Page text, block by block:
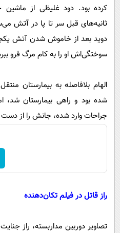
بین
حیات
سیاست
کرده بود. دود غلیظی از ماشین
ثانیه‌های قبل سر تا پا در آتش
دوید بعد از خاموش شدن آتش
سوختگی‌اش او را به کام مرگ فرو
الهام بلافاصله به بیمارستان
شده بود و راهی بیمارستان شد،
جراحات وارد شده، جانش را از دست
راز قاتل در فیلم تکان‌دهنده
تصاویر دوربین مداربسته، راز